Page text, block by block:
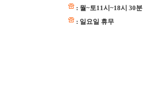
: 월~토11시~18시 30분
: 일요일 휴무